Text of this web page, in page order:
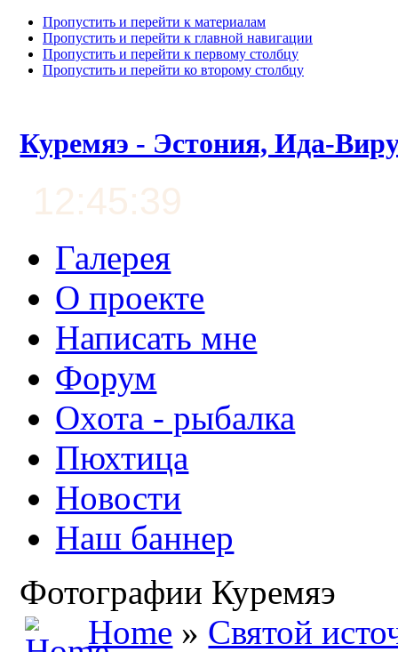
Пропустить и перейти к материалам
Пропустить и перейти к главной навигации
Пропустить и перейти к первому столбцу
Пропустить и перейти ко второму столбцу
Куремяэ - Эстония, Ида-
12:45:40
Галерея
О проекте
Написать мне
Форум
Охота - рыбалка
Пюхтица
Новости
Наш баннер
Фотографии Куремяэ
Home » Святой